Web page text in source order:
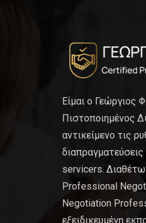
Είμαι ο Γεώργιος
Πιστοποιημένος
αντικείμενο τις
servicers.
Professional
Negotiation
εξειδικευμένη